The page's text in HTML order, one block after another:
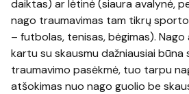
daiktas) ar lėtinė (siaura avalynė,
nago traumavimas tam tikrų
– futbolas, tenisas, bėgimas). Nago
kartu su skausmu dažniausiai būna
traumavimo pasėkmė, tuo tarpu
atšokimas nuo nago guolio be